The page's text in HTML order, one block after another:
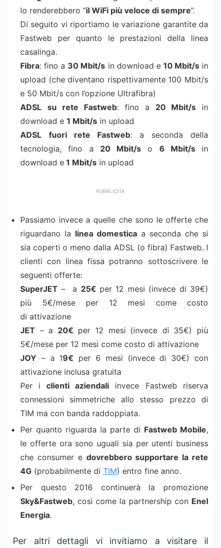
lo renderebbero “il WiFi più veloce di sempre”.
Di seguito vi riportiamo le variazione garantite da
Fastweb per quanto le prestazioni della linea
casalinga.
Fibra: fino a 30 Mbit/s in download e 10 Mbit/sin
upload (che diventano rispettivamente 100 Mbit/s
e 50 Mbit/s con l’opzione Ultrafibra)
ADSL su rete Fastweb: fino a 20 Mbit/s in
download e 1 Mbit/s in upload
ADSL
fuori rete Fastweb: a seconda della
tecnologia, fino a 20 Mbit/s o 6 Mbit/sin
download e 1 Mbit/s in upload
PUBBLICITÀ
Passiamo invece a quelle che sono le offerte che
riguardano la linea domestica a seconda che si
sia coperti o meno dalla ADSL (o fibra) Fastweb. I
clienti con linea fissa potranno sottoscrivere le
seguenti offerte:
SuperJET – a 25€ per 12 mesi (invece di 39€)
più 5€/mese per 12 mesi come costo
di attivazione
JET – a 20€ per 12 mesi (invece di 35€) più
5€/mese per 12 mesi come costo di attivazione
JOY – a 19€ per 6 mesi (invece di 30€) con
attivazione inclusa gratuita
Per i clienti aziendali invece Fastweb riserva
connessioni simmetriche allo stesso prezzo di
TIM ma con banda raddoppiata.
Per quanto riguarda la parte di Fastweb Mobile,
le offerte ora sono uguali sia per utenti business
che consumer e dovrebbero supportare la rete
4G (probabilmente di TIM) entro fine anno.
Per questo 2016 continuerà la promozione
Sky&Fastweb, così come la partnership con Enel
Energia.
Per altri dettagli vi invitiamo a visitare il